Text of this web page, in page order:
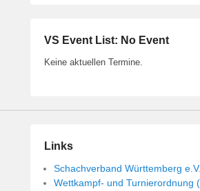
VS Event List: No Event
Keine aktuellen Termine.
Links
Schachverband Württemberg e.V.
Wettkampf- und Turnierordnung